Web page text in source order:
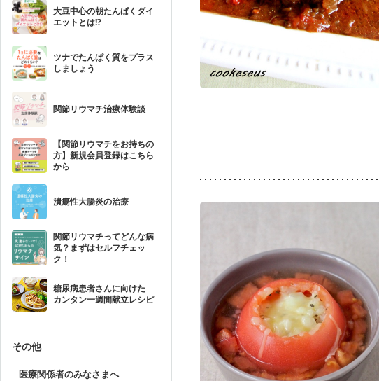
大豆中心の朝たんぱくダイ
エットとは!?
ツナでたんぱく質をプラス
しましょう
関節リウマチ治療体験談
【関節リウマチをお持ちの
方】新規会員登録はこちら
から
潰瘍性大腸炎の治療
関節リウマチってどんな病
気？まずはセルフチェッ
ク！
糖尿病患者さんに向けた
カンタン一週間献立レシピ
その他
医療関係者のみなさまへ